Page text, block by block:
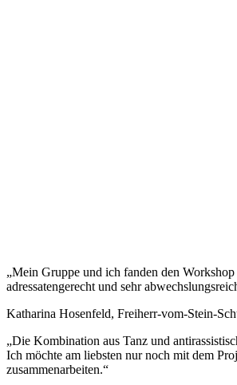
„Mein Gruppe und ich fanden den
adressatengerecht und sehr
Katharina Hosenfeld, Freiherr-vom-Stein-
„Die Kombination aus Tanz und
Ich möchte am liebsten nur noch mit dem
zusammenarbeiten.“